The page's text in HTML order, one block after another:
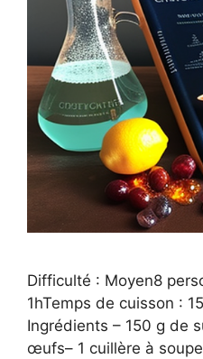
Difficulté : Moyen8
1hTemps de cuisson :
Ingrédients – 150 g de
œufs– 1 cuillère à